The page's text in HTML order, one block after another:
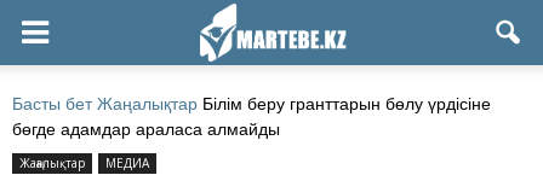
Басты бет Жаңалықтар Білім беру гранттарын бөлу үрдісіне
бөгде адамдар араласа алмайды
Жаңалықтар МЕДИА